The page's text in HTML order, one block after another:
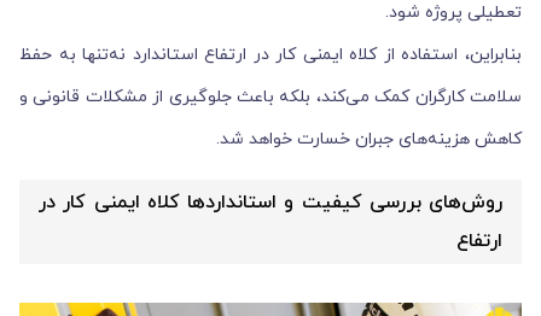
تعطیلی پروژه شود.
بنابراین، استفاده از کلاه ایمنی کار در ارتفاع استاندارد نه‌تنها به حفظ
سلامت کارگران کمک می‌کند، بلکه باعث جلوگیری از مشکلات قانونی و
کاهش هزینه‌های جبران خسارت خواهد شد.
روش‌های بررسی کیفیت و استانداردها کلاه ایمنی کار در
ارتفاع